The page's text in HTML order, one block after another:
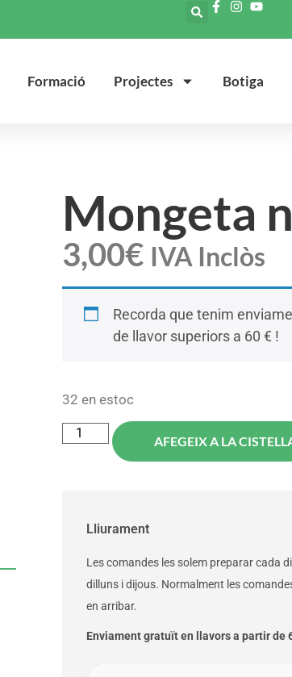
Formació Projectes Botiga
Mongeta
3,00€ IVA Inclòs
Recorda que tenim
de llavor superiors a 60 € !
32 en estoc
AFEGEIX A LA
Lliurament
Les comandes les solem preparar cada
dilluns i dijous. Normalment les
en arribar.
Enviament gratuït en llavors a partir de